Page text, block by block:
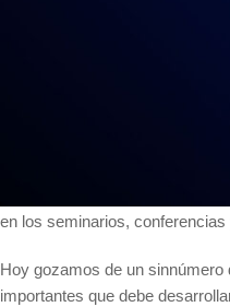
Las
en general el
en los seminarios,
Hoy gozamos de un
importantes que debe